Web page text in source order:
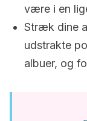
være i en
Stræk dine
udstrakte
albuer, og